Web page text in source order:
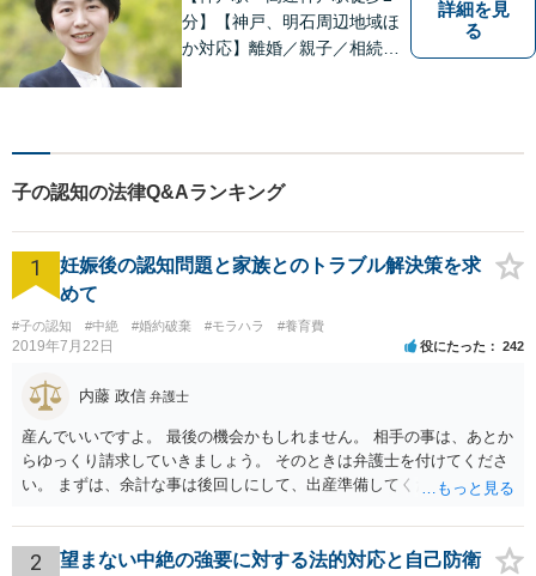
分】【神戸、明石周辺地域ほ
か対応】離婚／親子／相続／
るため全力を尽くして法的サ
ポートをいたします。どんな
ことでもご遠慮なくご相談く
ださい。
詳細を見
る
子の認知の法律Q&Aランキング
1
妊娠後の認知問題と家族とのトラブル解決策を求
めて
#子の認知 #中絶 #婚約破棄 #モラハラ #養育費
2019年7月22日 役にたった 242
内藤 政信 弁護士
産んでいいですよ。 最後の機会かもしれません。 相手の事は、あとか
らゆっくり請求していきましょう。 そのときは弁護士を付けてくださ
い。 まずは、余計な事は後回しにして、出産準備してください。
2
望まない中絶の強要に対する法的対応と自己防衛